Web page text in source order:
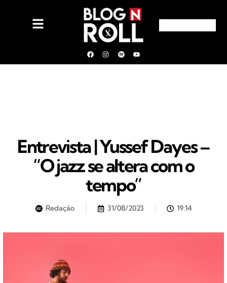
Entrevista | Yussef Dayes –
“O jazz se altera com o
tempo”
Redação 31/08/2023 19:14